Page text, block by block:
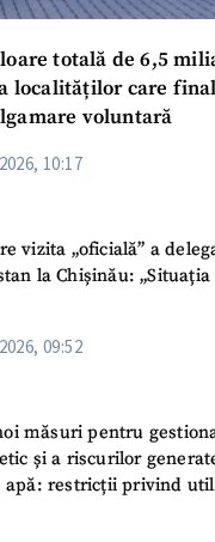
totală de 6,5
localităților care
voluntară
10:17
vizita „oficială” a
la Chișinău:
09:52
măsuri pentru
și a riscurilor
apă: restricții privind